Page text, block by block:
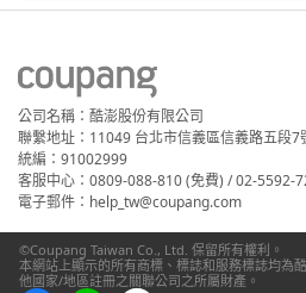
公司名稱：酷澎股份有限公司
聯繫地址：11049 台北市信義區信義路五段7
統編：91002999
客服中心：0809-088-810 (免費) / 02-5592-
電子郵件：help_tw@coupang.com
©Coupang Taiwan Co., Ltd. 保留所有權利。
本網站上顯示的所有商標、標誌和服務標誌均為
他國家/地區註冊之關聯公司之所屬財產。